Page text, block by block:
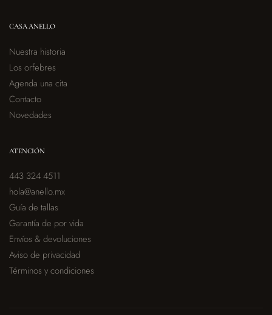
CASA ANELLO
Nuestra historia
Los orfebres
Agenda una cita
Contacto
Novedades
ATENCIÓN
443 324 4511
hola@anello.mx
Guía de tallas
Garantía de por vida
Envíos & devoluciones
Aviso de privacidad
Términos y condiciones